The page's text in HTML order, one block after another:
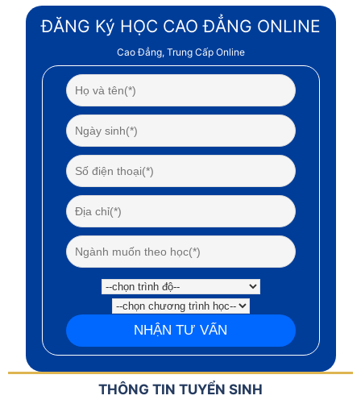
ĐĂNG Ký HỌC CAO ĐẲNG ONLINE
Cao Đẳng, Trung Cấp Online
THÔNG TIN TUYỂN SINH